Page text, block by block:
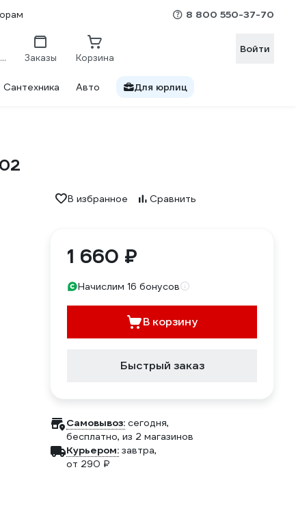
8 800 550-37-70
Сравнение Заказы Корзина
Войти
Сантехника Авто Для юрлиц
В избранное Сравнить
1 660 ₽
Начислим 16 бонусов
В корзину
Быстрый заказ
Самовывоз: сегодня,
бесплатно, из 2 магазинов
Курьером: завтра,
от 290 ₽